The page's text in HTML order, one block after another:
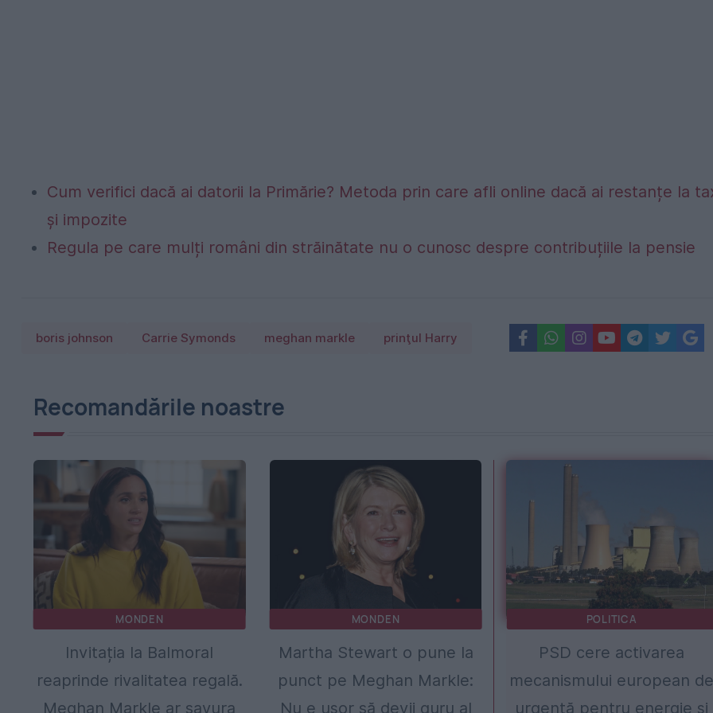
Cum verifici dacă ai datorii la Primărie? Metoda prin care afli online dacă ai restanțe la
și impozite
Regula pe care mulți români din străinătate nu o cunosc despre contribuțiile la pensie
boris johnson Carrie Symonds meghan markle prinţul Harry
Recomandările noastre
MONDEN
Invitația la Balmoral
reaprinde rivalitatea regală.
Meghan Markle ar savura
MONDEN
Martha Stewart o pune la
punct pe Meghan Markle:
Nu e ușor să devii guru al
POLITICA
PSD cere activarea
mecanismului european
urgență pentru energie și